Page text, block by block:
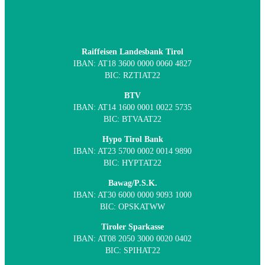
Raiffeisen Landesbank Tirol
IBAN: AT18 3600 0000 0060 4827
BIC: RZTIAT22
BTV
IBAN: AT14 1600 0001 0022 5735
BIC: BTVAAT22
Hypo Tirol Bank
IBAN: AT23 5700 0002 0014 9890
BIC: HYPTAT22
Bawag/P.S.K.
IBAN: AT30 6000 0000 9093 1000
BIC: OPSKATWW
Tiroler Sparkasse
IBAN: AT08 2050 3000 0020 0402
BIC: SPIHAT22